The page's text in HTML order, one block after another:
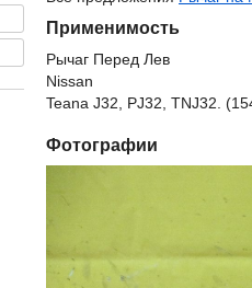
Применимость
Рычаг Перед Лев
Nissan
Teana J32, PJ32, TNJ32.
Фотографии